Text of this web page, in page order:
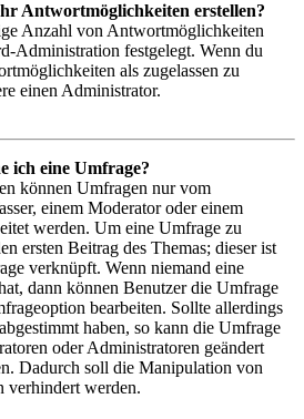
Antwortmöglichkeiten erstellen?
Anzahl von Antwortmöglichkeiten
Administration festgelegt. Wenn du
als zugelassen zu
einen Administrator.
ich eine Umfrage?
können Umfragen nur vom
einem Moderator oder einem
werden. Um eine Umfrage zu
ersten Beitrag des Themas; dieser ist
verknüpft. Wenn niemand eine
dann können Benutzer die Umfrage
bearbeiten. Sollte allerdings
haben, so kann die Umfrage
oder Administratoren geändert
Dadurch soll die Manipulation von
verhindert werden.